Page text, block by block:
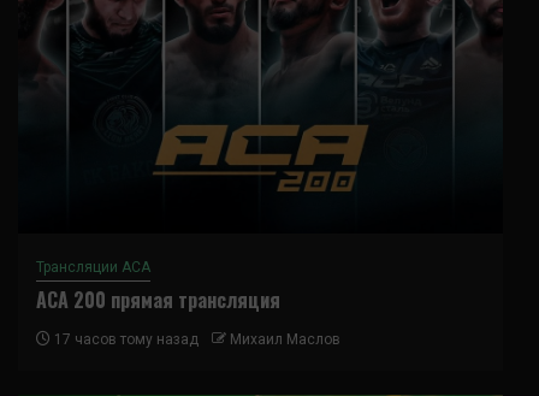
Трансляции ACA
ACA 200 прямая трансляция
17 часов тому назад Михаил Маслов